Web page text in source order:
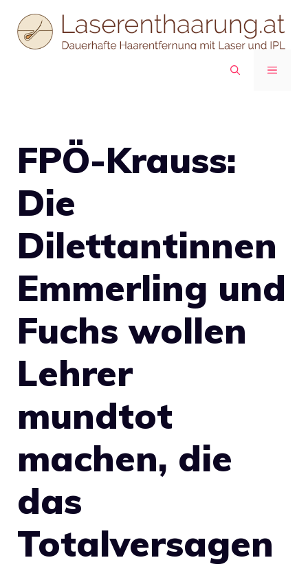
Inhalt
springen
MENÜ
FPÖ-Krauss:
Die
Dilettantinnen
Emmerling und
Fuchs wollen
Lehrer
mundtot
machen, die
das
Totalversagen